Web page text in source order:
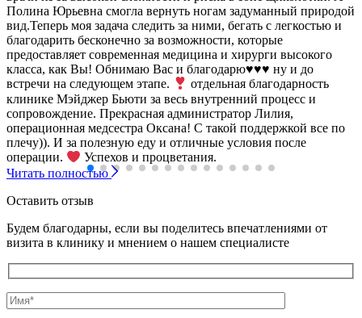
Полина Юрьевна смогла вернуть ногам задуманный природой
вид.Теперь моя задача следить за ними, бегать с легкостью и
благодарить бесконечно за возможности, которые
предоставляет современная медицина и хирурги высокого
класса, как Вы! Обнимаю Вас и благодарю♥️♥️♥️ ну и до
встречи на следующем этапе.
отдельная благодарность
клинике Мэйджер Бьюти за весь внутренний процесс и
сопровождение. Прекрасная администратор Лилия,
операционная медсестра Оксана! С такой поддержкой все по
плечу)). И за полезную еду и отличные условия после
операции.
Успехов и процветания.
Читать полностью
Оставить отзыв
Будем благодарны, если вы поделитесь впечатлениями от
визита в клинику и мнением о нашем специалисте